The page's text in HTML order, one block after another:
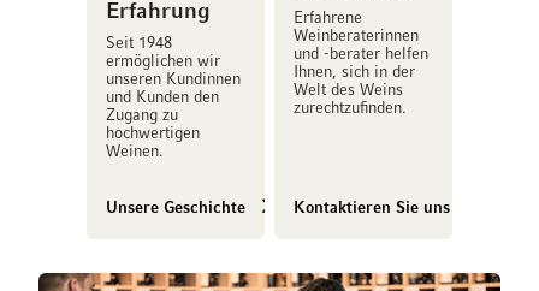
Erfahrung
Seit 1948
ermöglichen wir
unseren Kundinnen
und Kunden den
Zugang zu
hochwertigen
Weinen.
Unsere Geschichte
Erfahrene
Weinberaterinnen
und -berater helfen
Ihnen, sich in der
Welt des Weins
zurechtzufinden.
Kontaktieren Sie uns